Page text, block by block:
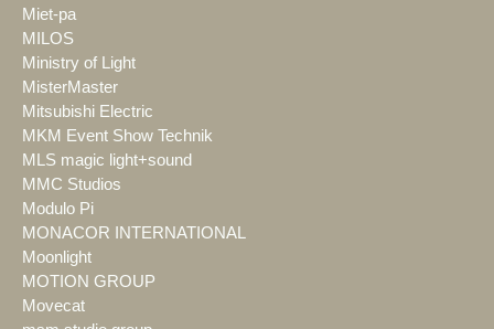
Miet-pa
MILOS
Ministry of Light
MisterMaster
Mitsubishi Electric
MKM Event Show Technik
MLS magic light+sound
MMC Studios
Modulo Pi
MONACOR INTERNATIONAL
Moonlight
MOTION GROUP
Movecat